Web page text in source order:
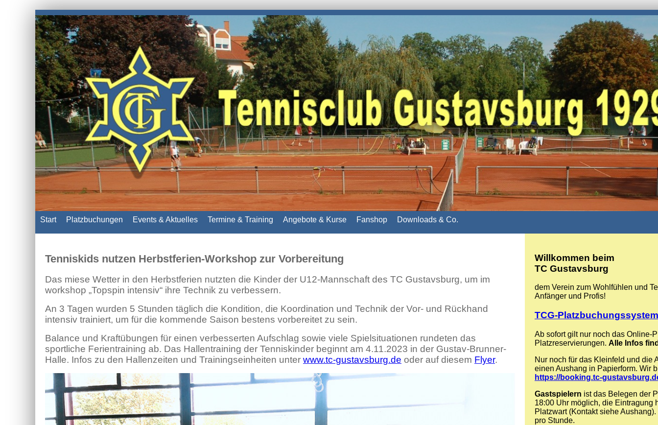
Start Platzbuchungen Events & Aktuelles Termine & Training Angebote & Kurse Fanshop Downloads & Co.
Tenniskids nutzen Herbstferien-Workshop zur Vorbereitung
Das miese Wetter in den Herbstferien nutzten die Kinder der U12-Mannschaft des TC Gustavsburg, um im
workshop „Topspin intensiv“ ihre Technik zu verbessern.
An 3 Tagen wurden 5 Stunden täglich die Kondition, die Koordination und Technik der Vor- und Rückhand
intensiv trainiert, um für die kommende Saison bestens vorbereitet zu sein.
Balance und Kraftübungen für einen verbesserten Aufschlag sowie viele Spielsituationen rundeten das
sportliche Ferientraining ab. Das Hallentraining der Tenniskinder beginnt am 4.11.2023 in der Gustav-Brunner-
Halle. Infos zu den Hallenzeiten und Trainingseinheiten unter www.tc-gustavsburg.de oder auf diesem Flyer.
Willkommen beim
TC Gustavsburg
dem Verein zum Wohlfühlen und
Anfänger und Profis!
TCG-Platzbuchungssystem
Ab sofort gilt nur noch das Online-
Platzreservierungen. Alle Infos
Nur noch für das Kleinfeld und die
einen Aushang in Papierform. Wir
https://booking.tc-
Gastspielern ist das Belegen der
18:00 Uhr möglich, die Eintragung
Platzwart (Kontakt siehe
pro Stunde.